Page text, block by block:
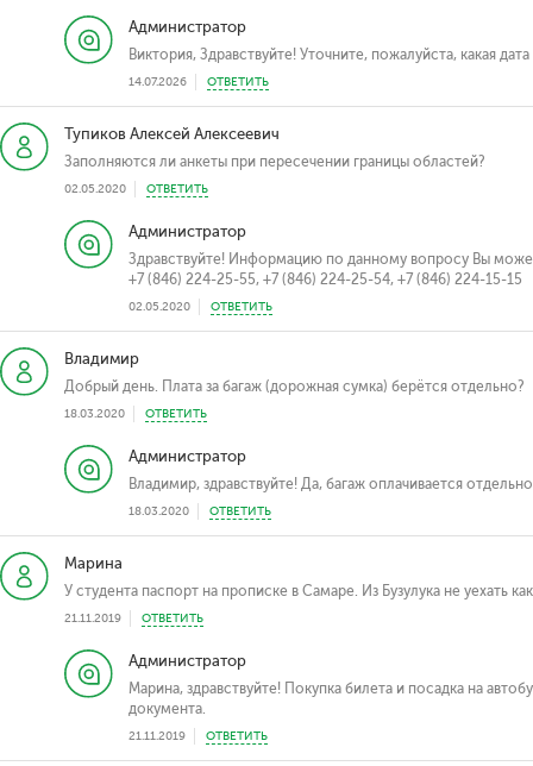
Администратор
Виктория, Здравствуйте! Уточните, пожалуйста, какая
14.07.2026 ОТВЕТИТЬ
Тупиков Алексей Алексеевич
Заполняются ли анкеты при пересечении границы областей?
02.05.2020 ОТВЕТИТЬ
Администратор
Здравствуйте! Информацию по данному вопросу Вы
+7 (846) 224-25-55, +7 (846) 224-25-54, +7 (846) 224-15-15
02.05.2020 ОТВЕТИТЬ
Владимир
Добрый день. Плата за багаж (дорожная сумка) берётся отдельно?
18.03.2020 ОТВЕТИТЬ
Администратор
Владимир, здравствуйте! Да, багаж оплачивается
18.03.2020 ОТВЕТИТЬ
Марина
У студента паспорт на прописке в Самаре. Из Бузулука не уехать
21.11.2019 ОТВЕТИТЬ
Администратор
Марина, здравствуйте! Покупка билета и посадка на
документа.
21.11.2019 ОТВЕТИТЬ